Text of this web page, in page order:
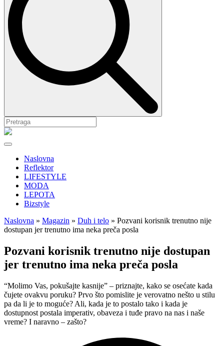
Naslovna
Reflektor
LIFESTYLE
MODA
LEPOTA
Bizstyle
Naslovna » Magazin » Duh i telo » Pozvani korisnik trenutno nije
dostupan jer trenutno ima neka preča posla
Pozvani korisnik trenutno nije dostupan
jer trenutno ima neka preča posla
“Molimo Vas, pokušajte kasnije” – priznajte, kako se osećate kada
čujete ovakvu poruku? Prvo što pomislite je verovatno nešto u stilu
pa da li je to moguće? Ali, kada je to postalo tako i kada je
dostupnost postala imperativ, obaveza i tuđe pravo na nas i naše
vreme? I naravno – zašto?